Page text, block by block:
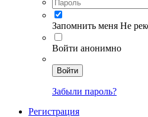
Запомнить меня Не
Войти анонимно
Войти
Забыли пароль?
Регистрация